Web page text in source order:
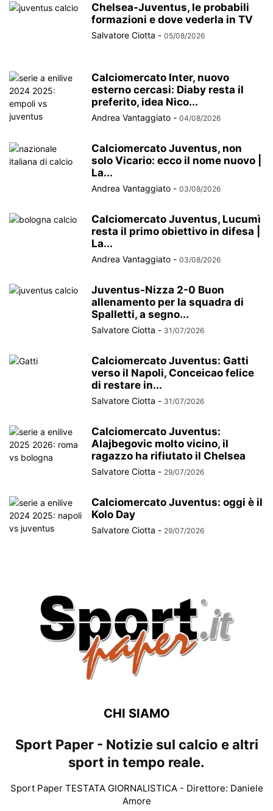
Chelsea-Juventus, le probabili
formazioni e dove vederla in TV
Salvatore Ciotta - 05/08/2026
Calciomercato Inter, nuovo
esterno cercasi: Diaby resta il
preferito, idea Nico...
Andrea Vantaggiato - 04/08/2026
Calciomercato Juventus, non
solo Vicario: ecco il nome nuovo |
La...
Andrea Vantaggiato - 03/08/2026
Calciomercato Juventus, Lucumì
resta il primo obiettivo in difesa |
La...
Andrea Vantaggiato - 03/08/2026
Juventus-Nizza 2-0 Buon
allenamento per la squadra di
Spalletti, a segno...
Salvatore Ciotta - 31/07/2026
Calciomercato Juventus: Gatti
verso il Napoli, Conceicao felice
di restare in...
Salvatore Ciotta - 31/07/2026
Calciomercato Juventus:
Alajbegovic molto vicino, il
ragazzo ha rifiutato il Chelsea
Salvatore Ciotta - 29/07/2026
Calciomercato Juventus: oggi è il
Kolo Day
Salvatore Ciotta - 29/07/2026
CHI SIAMO
Sport Paper - Notizie sul calcio e altri
sport in tempo reale.
Sport Paper TESTATA GIORNALISTICA - Direttore: Daniele
Amore